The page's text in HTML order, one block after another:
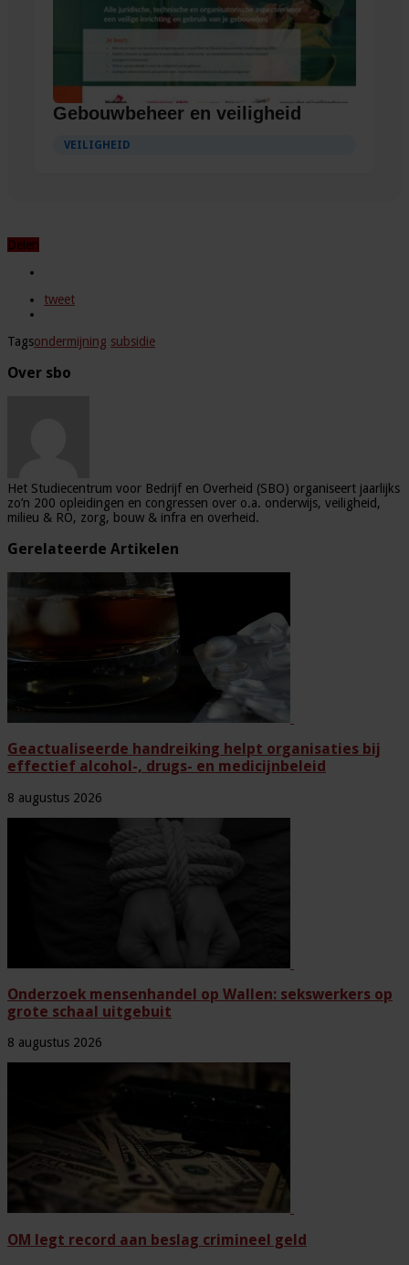
Gebouwbeheer en veiligheid
VEILIGHEID
Delen
tweet
Tagsondermijning subsidie
Over sbo
Het Studiecentrum voor Bedrijf en Overheid (SBO) organiseert jaarlijks
zo’n 200 opleidingen en congressen over o.a. onderwijs, veiligheid,
milieu & RO, zorg, bouw & infra en overheid.
Gerelateerde Artikelen
Geactualiseerde handreiking helpt organisaties bij
effectief alcohol-, drugs- en medicijnbeleid
8 augustus 2026
Onderzoek mensenhandel op Wallen: sekswerkers op
grote schaal uitgebuit
8 augustus 2026
OM legt record aan beslag crimineel geld